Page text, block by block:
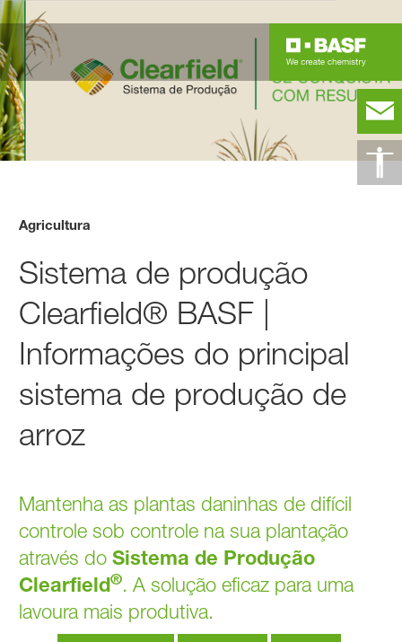
Agricultura
Sistema de produção
Clearfield® BASF |
Informações do principal
sistema de produção de
arroz
Mantenha as plantas daninhas de difícil
controle sob controle na sua plantação
através doSistema de Produção
Clearfield®. A solução eficaz para uma
lavoura mais produtiva.